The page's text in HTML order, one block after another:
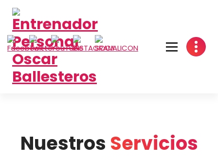
contenido
Nuestros Servicios